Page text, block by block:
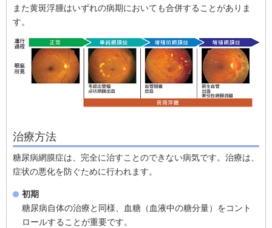
また黄斑浮腫はいずれの病期においても合併することがありま
す。
治療方法
糖尿病網膜症は、完全に治すことのできない病気です。治療は、
症状の悪化を防ぐために行われます。
初期
糖尿病自体の治療と同様、血糖（血液中の糖分量）をコント
ロールすることが重要です。